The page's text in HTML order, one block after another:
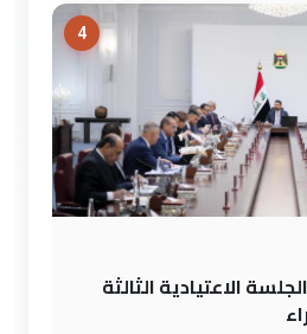
4
الاعتيادية الثالثة